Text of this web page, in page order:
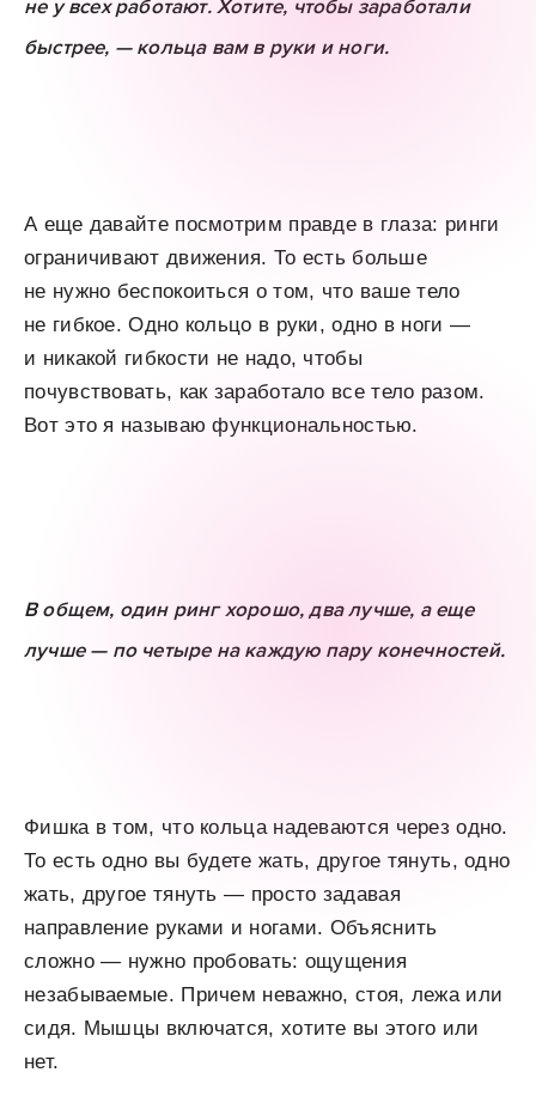
не у всех работают. Хотите, чтобы заработали
быстрее, — кольца вам в руки и ноги.
А еще давайте посмотрим правде в глаза: ринги
ограничивают движения. То есть больше
не нужно беспокоиться о том, что ваше тело
не гибкое. Одно кольцо в руки, одно в ноги —
и никакой гибкости не надо, чтобы
почувствовать, как заработало все тело разом.
Вот это я называю функциональностью.
В общем, один ринг хорошо, два лучше, а еще
лучше — по четыре на каждую пару конечностей.
Фишка в том, что кольца надеваются через одно.
То есть одно вы будете жать, другое тянуть, одно
жать, другое тянуть — просто задавая
направление руками и ногами. Объяснить
сложно — нужно пробовать: ощущения
незабываемые. Причем неважно, стоя, лежа или
сидя. Мышцы включатся, хотите вы этого или
нет.